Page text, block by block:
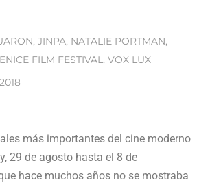
, JINPA, NATALIE PORTMAN,
FILM FESTIVAL, VOX LUX
más importantes del cine moderno
29 de agosto hasta el 8 de
hace muchos años no se mostraba